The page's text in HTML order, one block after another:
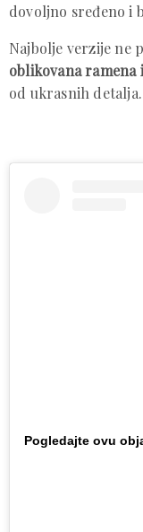
dovoljno sređeno i
Najbolje verzije ne
oblikovana
od ukrasnih detalja.
Pogledajte ovu